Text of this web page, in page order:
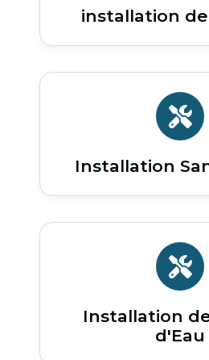
installation
Installation
Installation
d'Eau